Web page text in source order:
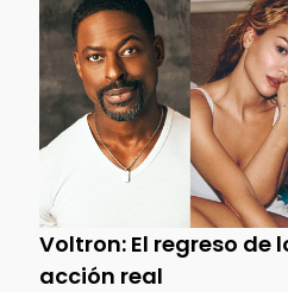
Voltron: El regreso de
acción real